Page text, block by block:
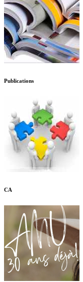
Publications
CA